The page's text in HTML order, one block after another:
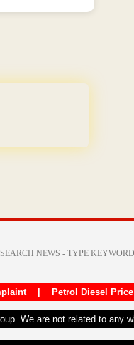
| Petrol Diesel
We are not related to any